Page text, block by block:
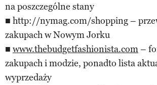
na poszczególne stany
■ http://nymag.com/shopping –
zakupach w Nowym Jorku
■ www.thebudgetfashionista.com–
zakupach i modzie, ponadto lista
wyprzedaży